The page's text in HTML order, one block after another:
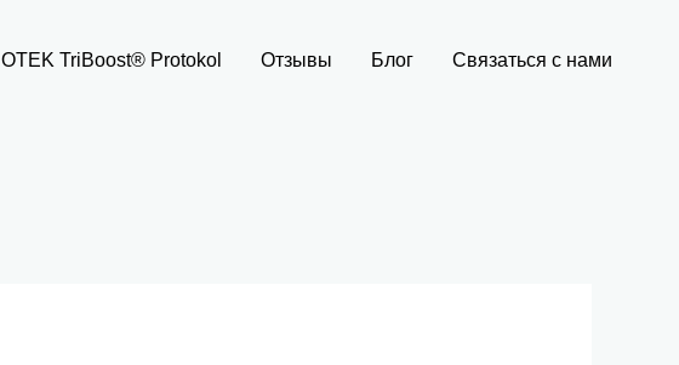
OTEK TriBoost® Protokol Отзывы Блог Связаться с нами